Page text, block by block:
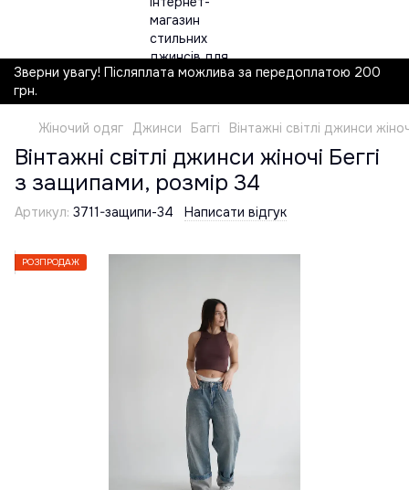
Зверни увагу! Післяплата можлива за передоплатою 200
грн.
Жіночий одяг Джинси Баггі Вінтажні світлі джинси
Вінтажні світлі джинси жіночі Беггі
з защипами, розмір 34
Артикул: 3711-защипи-34 Написати відгук
РОЗПРОДАЖ